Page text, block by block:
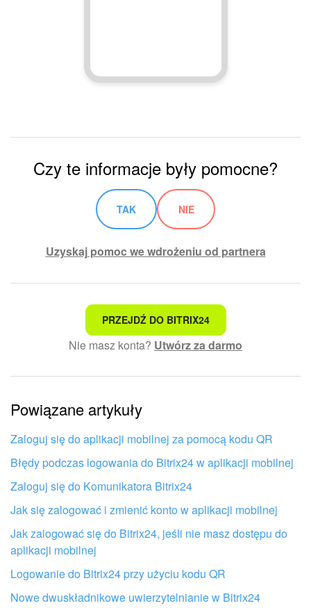
Czy te informacje były pomocne?
TAK NIE
Uzyskaj pomoc we wdrożeniu od partnera
To nie jest to, czego szukam
Skomplikowany i niezrozumiały tekst
Informacje są nieaktualne
Artykuł jest za krótki. Potrzebuję więcej informacji
Nie podoba mi się sposób działania tego narzędzia
PRZEJDŹ DO BITRIX24
Nie masz konta? Utwórz za darmo
Powiązane artykuły
Zaloguj się do aplikacji mobilnej za pomocą kodu QR
Błędy podczas logowania do Bitrix24 w aplikacji mobilnej
Zaloguj się do Komunikatora Bitrix24
Jak się zalogować i zmienić konto w aplikacji mobilnej
Jak zalogować się do Bitrix24, jeśli nie masz dostępu do
aplikacji mobilnej
Logowanie do Bitrix24 przy użyciu kodu QR
Nowe dwuskładnikowe uwierzytelnianie w Bitrix24